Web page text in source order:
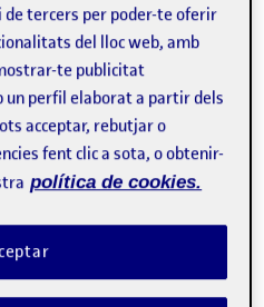
poco ducho en latinajos
ducho en
y la dirección
de tercers per poder-te oferir
del lloc web, amb
te publicitat
un perfil elaborat a partir dels
acceptar, rebutjar o
fent clic a sota, o obtenir-
política de cookies.